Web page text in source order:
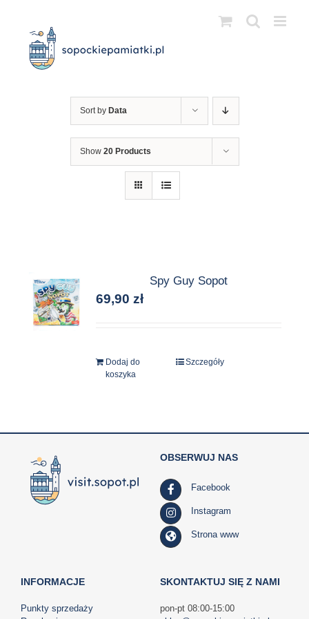
zawartości
Sort by Data
Show 20 Products
Spy Guy Sopot
69,90zł
Dodaj do
koszyka
Szczegóły
INFORMACJE
Punkty sprzedaży
OBSERWUJ NAS
Facebook
Instagram
Strona www
SKONTAKTUJ SIĘ Z NAMI
pon-pt 08:00-15:00